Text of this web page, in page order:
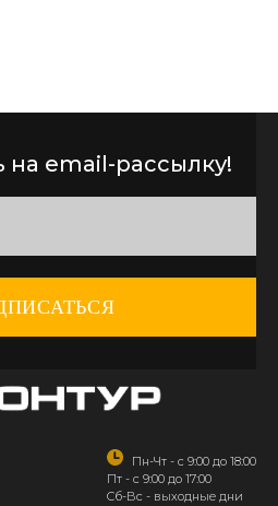
email-рассылку!
Пн-Чт - с 9:00 до 18:00
Пт - с 9:00 до 17:00
Сб-Вс - выходные дни